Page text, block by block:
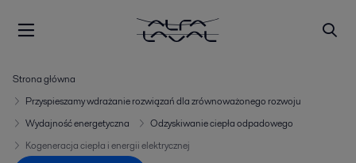
Strona główna
Przyspieszamy wdrażanie rozwiązań dla zrównoważonego rozwoju
Wydajność energetyczna
Odzyskiwanie ciepła odpadowego
Kogeneracja ciepła i energii elektrycznej